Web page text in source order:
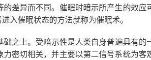
差异而不同。催眠时暗示所产生的效应
入催眠状态的方法就称为催眠术。
之上。受暗示性是人类自身普遍具有的
密切相关，并主要以第二信号系统为客